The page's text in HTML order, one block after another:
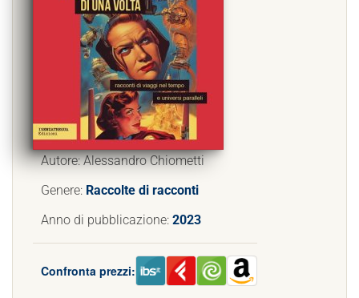
Autore: Alessandro Chiometti
Genere: Raccolte di racconti
Anno di pubblicazione: 2023
Confronta prezzi: